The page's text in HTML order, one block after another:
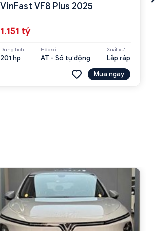
VinFast VF8 Plus 2025
1.151 tỷ
Dung tích
201 hp
Hộp số
AT - Số tự động
Xuất xứ
Lắp ráp
Mua ngay